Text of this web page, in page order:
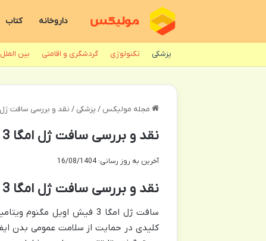
داروخانه کتاب
پزشکی تکنولوژی گردشگری و اقامتی بین الملل
مجله مولیکس / پزشکی / نقد و بررسی سافت ژل امگا 3 فیش اویل مگنوم |
نقد و بررسی سافت ژل امگا 3 فیش اویل مگنوم | مزایا و عوارض
آخرین به روز رسانی: 16/08/1404
نقد و بررسی سافت ژل امگا 3 فیش اویل مگنوم ویتامینز
سافت ژل امگا 3 فیش اویل
کلیدی در حمایت از سلامت عمومی بدن